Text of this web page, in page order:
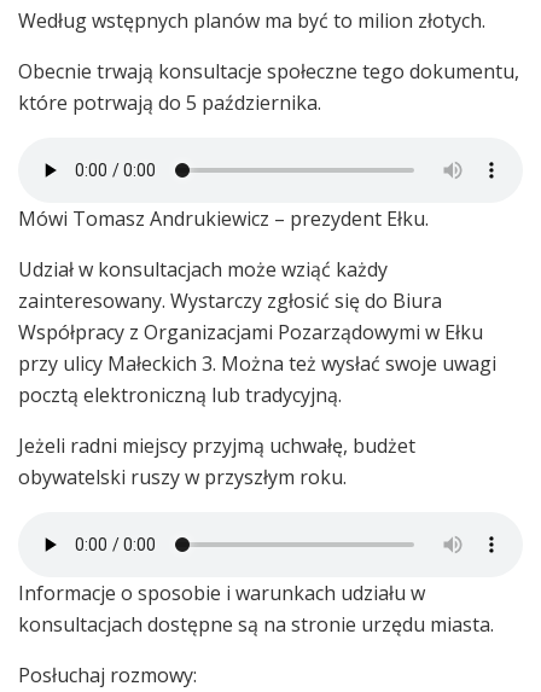
Według wstępnych planów ma być to milion złotych.
Obecnie trwają konsultacje społeczne tego dokumentu,
które potrwają do 5 października.
Mówi Tomasz Andrukiewicz – prezydent Ełku.
Udział w konsultacjach może wziąć każdy
zainteresowany. Wystarczy zgłosić się do Biura
Współpracy z Organizacjami Pozarządowymi w Ełku
przy ulicy Małeckich 3. Można też wysłać swoje uwagi
pocztą elektroniczną lub tradycyjną.
Jeżeli radni miejscy przyjmą uchwałę, budżet
obywatelski ruszy w przyszłym roku.
Informacje o sposobie i warunkach udziału w
konsultacjach dostępne są na stronie urzędu miasta.
Posłuchaj rozmowy: